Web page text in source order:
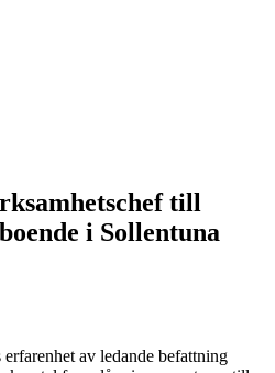
till
i Sollentuna
av ledande befattning